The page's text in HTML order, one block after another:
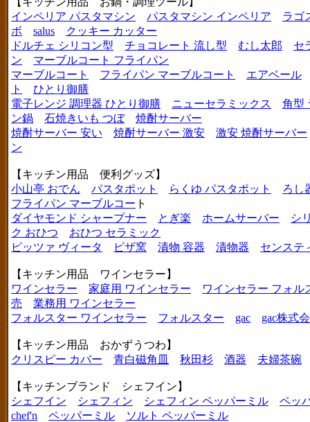
インペリア パスタマシン
パスタマシン インペリア
ラゴ
ボ
salus
クッキー カッター
ドルチェ シリコン型
チョコレート 流し型 むし太郎
セ
ン
マーブルコート フライパン
マーブルコート
フライパン マーブルコート
エアベール
ト
ひとり御膳
電子レンジ 調理器 ひとり御膳
ニューセラミックス
角型
ン鍋
石焼きいも つぼ
焼酎サーバー
焼酎サーバー 安い
焼酎サーバー 激安
激安 焼酎サーバー
ン
【キッチン用品 便利グッズ】
小山亭 おでん
パスタポット らくゆ パスタポット
ろし
フライパン マーブルコー ト
ダイヤモンド シャープナー
とぎ楽 ホームサーバー
シ
ク おひつ
おひつ セラミック
ピッツァ ヴィータ
ピザ窯 漬物 容器 漬物器 センステ
【キッチン用品 ワインセラー】
ワインセラー
家庭用 ワインセラー
ワインセラー フォル
売
業務用 ワインセラー
フォルスター ワインセラー
フォルスター gac gac株式
【キッチン用品 おかずうつわ】
クリスピー カバー
青白磁角皿 秋田杉 酒器 夫婦茶碗
【キッチンブランド シェフイン】
シェフイン
シェフィン シェフィン ペッパーミル
ペッ
chef'n
ペッパーミル ソルト ペッパーミル